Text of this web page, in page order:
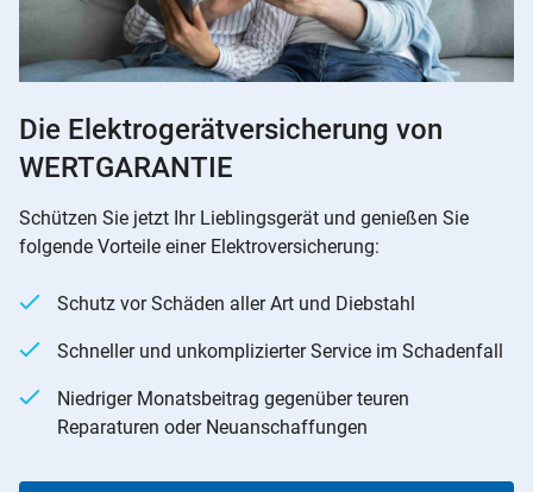
Die Elektrogerätversicherung von
WERTGARANTIE
Schützen Sie jetzt Ihr Lieblingsgerät und genießen Sie
folgende Vorteile einer Elektroversicherung:
Schutz vor Schäden aller Art und Diebstahl
Schneller und unkomplizierter Service im Schadenfall
Niedriger Monatsbeitrag gegenüber teuren
Reparaturen oder Neuanschaffungen